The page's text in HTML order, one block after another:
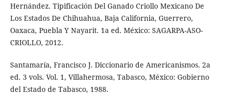
Hernández. Tipificación Del Ganado Criollo Mexicano De
Los Estados De Chihuahua, Baja California, Guerrero,
Oaxaca, Puebla Y Nayarit. 1a ed. México: SAGARPA-ASO-
CRIOLLO, 2012.
Santamaría, Francisco J. Diccionario de Americanismos. 2a
ed. 3 vols. Vol. 1, Villahermosa, Tabasco, México: Gobierno
del Estado de Tabasco, 1988.